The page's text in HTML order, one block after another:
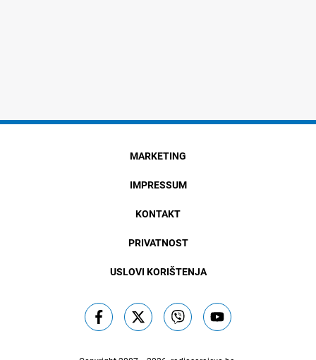
MARKETING
IMPRESSUM
KONTAKT
PRIVATNOST
USLOVI KORIŠTENJA